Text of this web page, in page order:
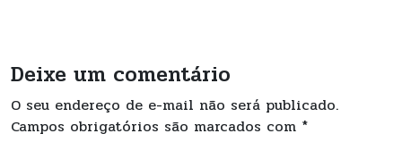
Deixe um comentário
O seu endereço de e-mail não será publicado.
Campos obrigatórios são marcados com *